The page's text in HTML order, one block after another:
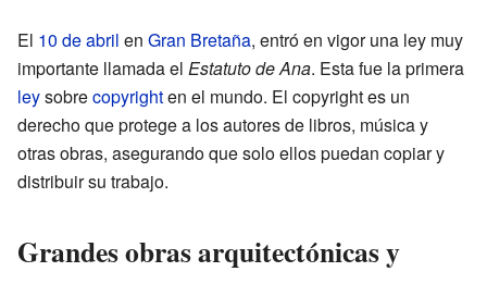
El 10 de abril en Gran Bretaña, entró en vigor una ley muy
importante llamada el Estatuto de Ana. Esta fue la primera
leysobrecopyrighten el mundo. El copyright es un
derecho que protege a los autores de libros, música y
otras obras, asegurando que solo ellos puedan copiar y
distribuir su trabajo.
Grandes obras arquitectónicas y